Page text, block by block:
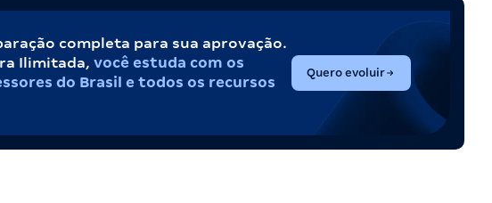
completa para sua aprovação.
Ilimitada, você estuda com os
do Brasil e todos os recursos
Quero evoluir(abre em nova aba)